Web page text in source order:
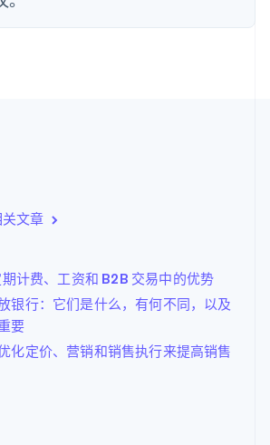
文章
计费、工资和 B2B 交易中的优势
银行：它们是什么，有何不同，以及
要
化定价、营销和销售执行来提高销售
English